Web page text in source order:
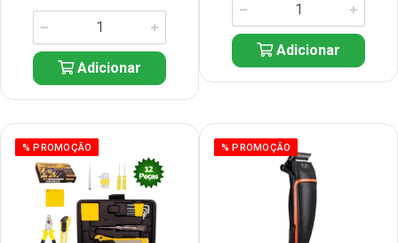
Adicionar
Adicionar
% PROMOÇÃO % PROMOÇÃO